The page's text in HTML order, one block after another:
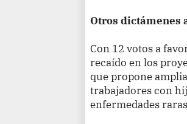
Otros dictámenes
Con 12 votos a
recaído en los
que propone
trabajadores con
enfermedades